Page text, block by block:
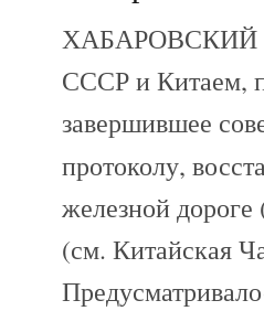
ХАБАРОВСКИЙ
СССР и Китаем,
завершившее
протоколу,
железной
(см. Китайская